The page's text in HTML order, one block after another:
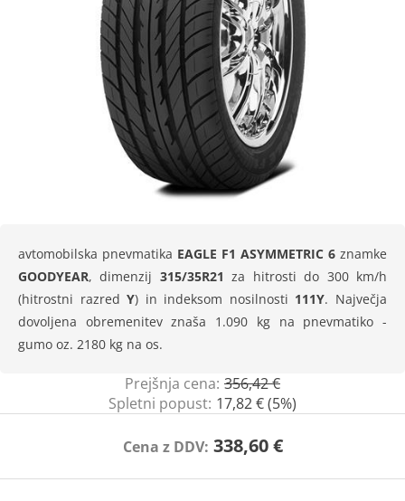
avtomobilska pnevmatika EAGLE F1 ASYMMETRIC 6 znamke
GOODYEAR, dimenzij 315/35R21 za hitrosti do 300 km/h
(hitrostni razredY) in indeksom nosilnosti 111Y. Največja
dovoljena obremenitev znaša 1.090 kg na pnevmatiko -
gumo oz. 2180 kg na os.
Prejšnja cena: 356,42 €
Spletni popust: 17,82 € (5%)
Cena z DDV: 338,60 €